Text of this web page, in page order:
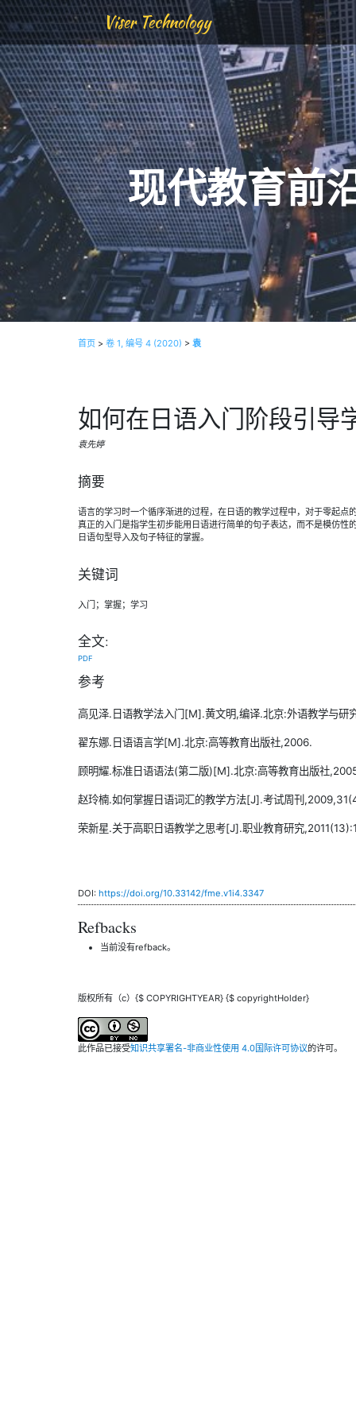
Viser Technology
现代教育前
首页 > 卷 1, 编号 4 (2020) > 袁
如何在日语入门阶段引导
袁先婷
摘要
语言的学习时一个循序渐进的过程，在日语的教学过程中，对于零起点
真正的入门是指学生初步能用日语进行简单的句子表达，而不是模仿性
日语句型导入及句子特征的掌握。
关键词
入门；掌握；学习
全文:
PDF
参考
高见泽.日语教学法入门[M].黄文明,编译.北京:外语教学与研
翟东娜.日语语言学[M].北京:高等教育出版社,2006.
顾明耀.标准日语语法(第二版)[M].北京:高等教育出版社
赵玲楠.如何掌握日语词汇的教学方法[J].考试周刊
荣新星.关于高职日语教学之思考[J].职业教育研究
DOI: https://doi.org/10.33142/fme.v1i4.3347
Refbacks
当前没有refback。
版权所有（c）{$ COPYRIGHTYEAR} {$ copyrightHolder}
此作品已接受知识共享署名-非商业性使用 4.0国际许可协议的许可。